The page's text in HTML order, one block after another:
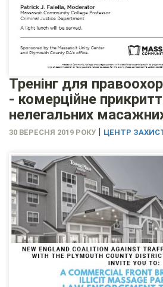
Тренінг для
- комерційне
нелегальних
30 ВЕРЕСНЯ 2019 РОКУ | ЦЕНТР